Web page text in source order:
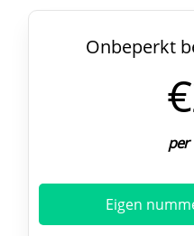
Onbeperkt
per
Eigen